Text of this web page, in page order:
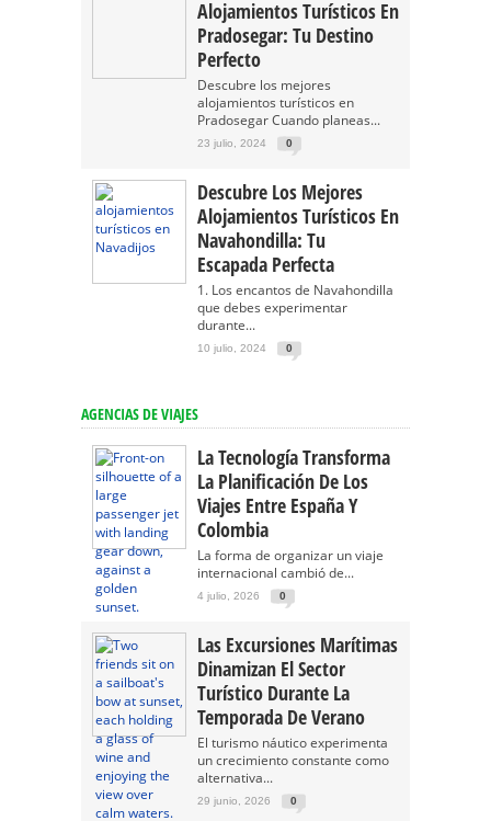
Alojamientos Turísticos En
Pradosegar: Tu Destino
Perfecto
Descubre los mejores
alojamientos turísticos en
Pradosegar Cuando planeas...
23 julio, 2024 0
Descubre Los Mejores
Alojamientos Turísticos En
Navahondilla: Tu
Escapada Perfecta
1. Los encantos de Navahondilla
que debes experimentar
durante...
10 julio, 2024 0
AGENCIAS DE VIAJES
La Tecnología Transforma
La Planificación De Los
Viajes Entre España Y
Colombia
La forma de organizar un viaje
internacional cambió de...
4 julio, 2026 0
Las Excursiones Marítimas
Dinamizan El Sector
Turístico Durante La
Temporada De Verano
El turismo náutico experimenta
un crecimiento constante como
alternativa...
29 junio, 2026 0